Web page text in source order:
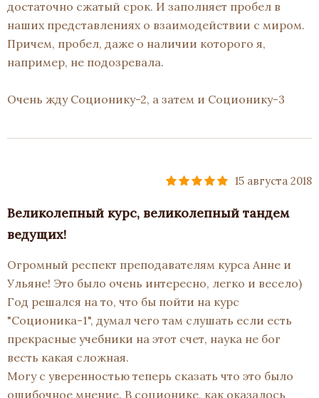
достаточно сжатый срок. И заполняет пробел в
наших представлениях о взаимодействии с миром.
Причем, пробел, даже о наличии которого я,
например, не подозревала.
Очень жду Соционику-2, а затем и Соционику-3
15 августа 2018
Великолепный курс, великолепный тандем
ведущих!
Огромный респект преподавателям курса Анне и
Ульяне! Это было очень интересно, легко и весело)
Год решался на то, что бы пойти на курс
"Соционика-1", думал чего там слушать если есть
прекрасные учебники на этот счет, наука не бог
весть какая сложная.
Могу с уверенностью теперь сказать что это было
ошибочное мнение. В соционике, как оказалось